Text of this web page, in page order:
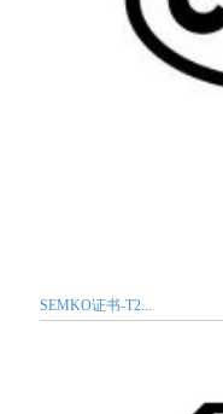
SEMKO证书-T2...